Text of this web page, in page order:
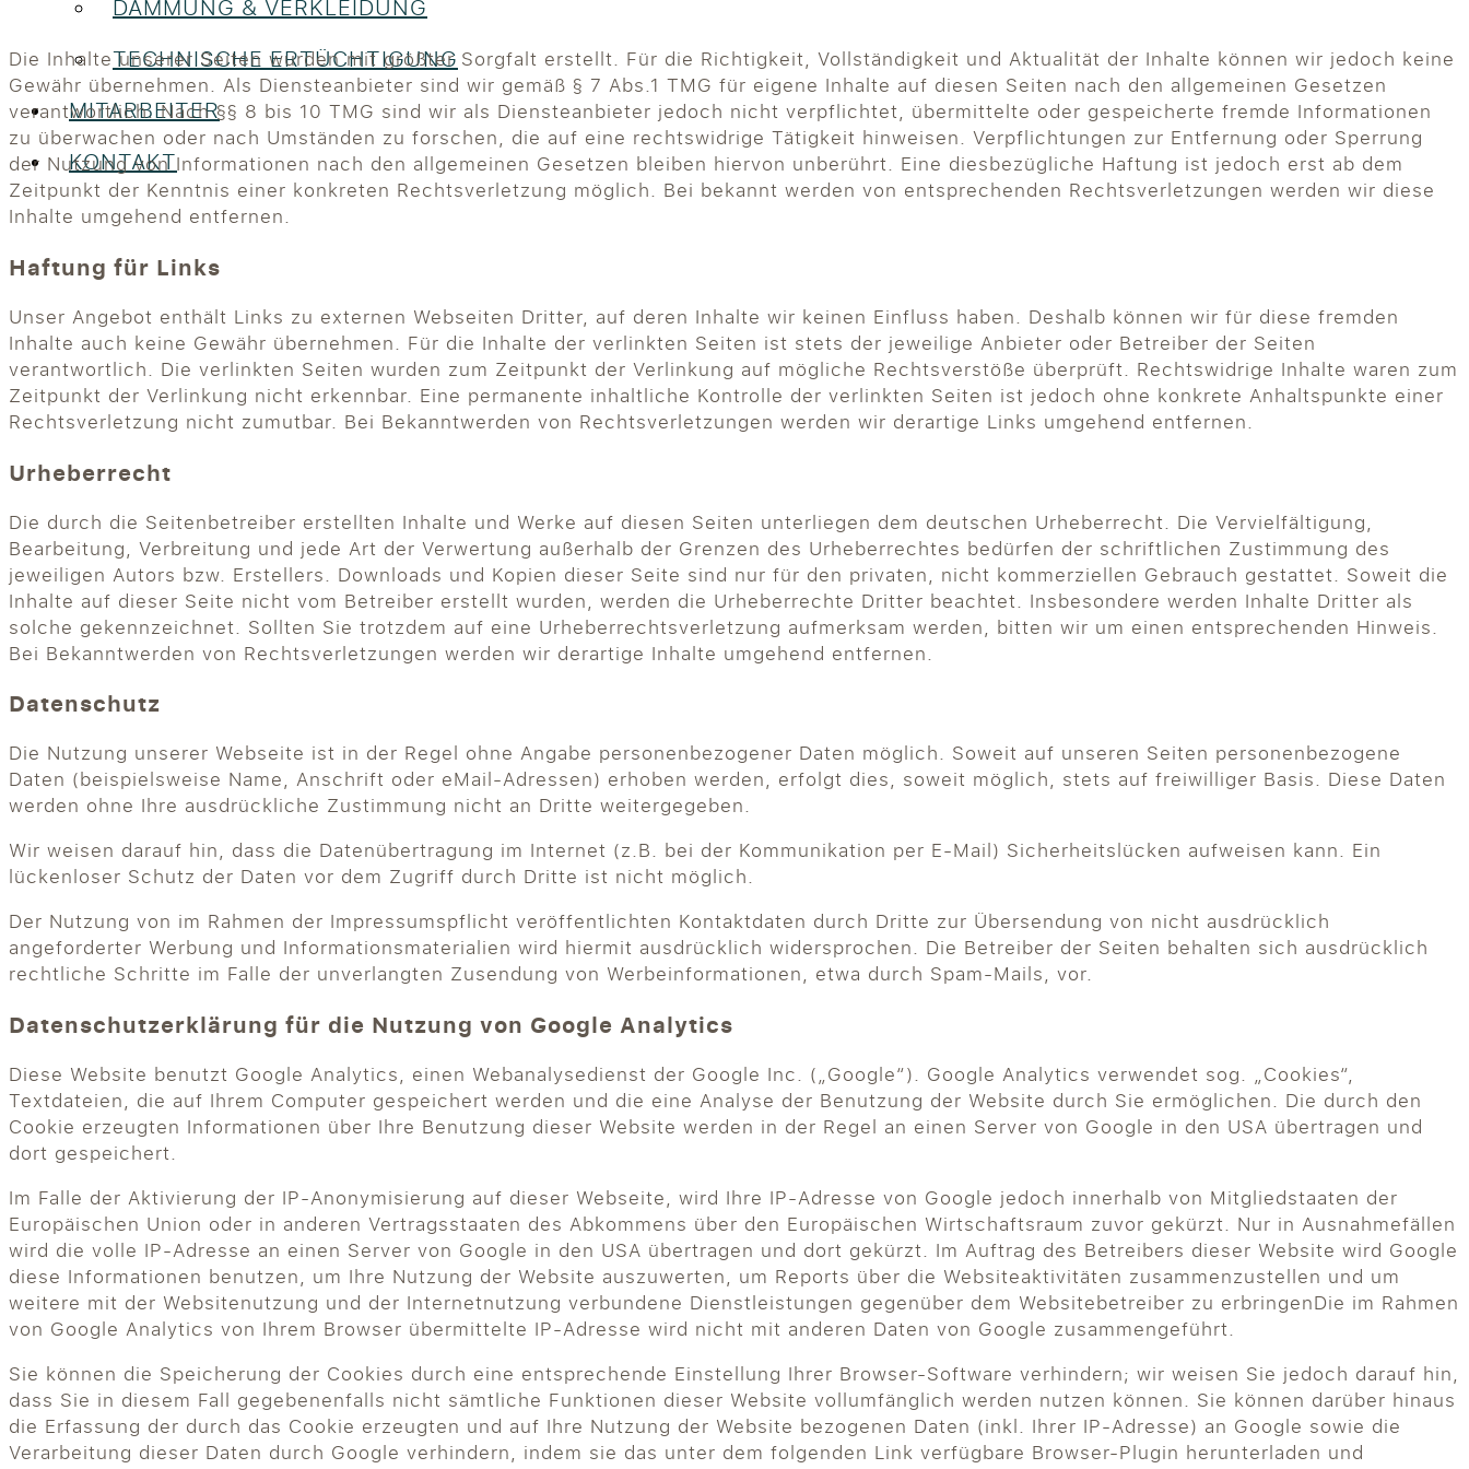
DÄMMUNG & VERKLEIDUNG
TECHNISCHE ERTÜCHTIGUNG
MITARBEITER
KONTAKT
Die Inhalte unserer Seiten wurden mit größter Sorgfalt erstellt. Für die Richtigkeit, Vollständigkeit und Aktualität der Inhalte können wir jedoch keine
Gewähr übernehmen. Als Diensteanbieter sind wir gemäß § 7 Abs.1 TMG für eigene Inhalte auf diesen Seiten nach den allgemeinen Gesetzen
verantwortlich. Nach §§ 8 bis 10 TMG sind wir als Diensteanbieter jedoch nicht verpflichtet, übermittelte oder gespeicherte fremde Informationen
zu überwachen oder nach Umständen zu forschen, die auf eine rechtswidrige Tätigkeit hinweisen. Verpflichtungen zur Entfernung oder Sperrung
der Nutzung von Informationen nach den allgemeinen Gesetzen bleiben hiervon unberührt. Eine diesbezügliche Haftung ist jedoch erst ab dem
Zeitpunkt der Kenntnis einer konkreten Rechtsverletzung möglich. Bei bekannt werden von entsprechenden Rechtsverletzungen werden wir diese
Inhalte umgehend entfernen.
Haftung für Links
Unser Angebot enthält Links zu externen Webseiten Dritter, auf deren Inhalte wir keinen Einfluss haben. Deshalb können wir für diese fremden
Inhalte auch keine Gewähr übernehmen. Für die Inhalte der verlinkten Seiten ist stets der jeweilige Anbieter oder Betreiber der Seiten
verantwortlich. Die verlinkten Seiten wurden zum Zeitpunkt der Verlinkung auf mögliche Rechtsverstöße überprüft. Rechtswidrige Inhalte waren zum
Zeitpunkt der Verlinkung nicht erkennbar. Eine permanente inhaltliche Kontrolle der verlinkten Seiten ist jedoch ohne konkrete Anhaltspunkte einer
Rechtsverletzung nicht zumutbar. Bei Bekanntwerden von Rechtsverletzungen werden wir derartige Links umgehend entfernen.
Urheberrecht
Die durch die Seitenbetreiber erstellten Inhalte und Werke auf diesen Seiten unterliegen dem deutschen Urheberrecht. Die Vervielfältigung,
Bearbeitung, Verbreitung und jede Art der Verwertung außerhalb der Grenzen des Urheberrechtes bedürfen der schriftlichen Zustimmung des
jeweiligen Autors bzw. Erstellers. Downloads und Kopien dieser Seite sind nur für den privaten, nicht kommerziellen Gebrauch gestattet. Soweit die
Inhalte auf dieser Seite nicht vom Betreiber erstellt wurden, werden die Urheberrechte Dritter beachtet. Insbesondere werden Inhalte Dritter als
solche gekennzeichnet. Sollten Sie trotzdem auf eine Urheberrechtsverletzung aufmerksam werden, bitten wir um einen entsprechenden Hinweis.
Bei Bekanntwerden von Rechtsverletzungen werden wir derartige Inhalte umgehend entfernen.
Datenschutz
Die Nutzung unserer Webseite ist in der Regel ohne Angabe personenbezogener Daten möglich. Soweit auf unseren Seiten personenbezogene
Daten (beispielsweise Name, Anschrift oder eMail-Adressen) erhoben werden, erfolgt dies, soweit möglich, stets auf freiwilliger Basis. Diese Daten
werden ohne Ihre ausdrückliche Zustimmung nicht an Dritte weitergegeben.
Wir weisen darauf hin, dass die Datenübertragung im Internet (z.B. bei der Kommunikation per E-Mail) Sicherheitslücken aufweisen kann. Ein
lückenloser Schutz der Daten vor dem Zugriff durch Dritte ist nicht möglich.
Der Nutzung von im Rahmen der Impressumspflicht veröffentlichten Kontaktdaten durch Dritte zur Übersendung von nicht ausdrücklich
angeforderter Werbung und Informationsmaterialien wird hiermit ausdrücklich widersprochen. Die Betreiber der Seiten behalten sich ausdrücklich
rechtliche Schritte im Falle der unverlangten Zusendung von Werbeinformationen, etwa durch Spam-Mails, vor.
Datenschutzerklärung für die Nutzung von Google Analytics
Diese Website benutzt Google Analytics, einen Webanalysedienst der Google Inc. („Google“). Google Analytics verwendet sog. „Cookies“,
Textdateien, die auf Ihrem Computer gespeichert werden und die eine Analyse der Benutzung der Website durch Sie ermöglichen. Die durch den
Cookie erzeugten Informationen über Ihre Benutzung dieser Website werden in der Regel an einen Server von Google in den USA übertragen und
dort gespeichert.
Im Falle der Aktivierung der IP-Anonymisierung auf dieser Webseite, wird Ihre IP-Adresse von Google jedoch innerhalb von Mitgliedstaaten der
Europäischen Union oder in anderen Vertragsstaaten des Abkommens über den Europäischen Wirtschaftsraum zuvor gekürzt. Nur in Ausnahmefällen
wird die volle IP-Adresse an einen Server von Google in den USA übertragen und dort gekürzt. Im Auftrag des Betreibers dieser Website wird Google
diese Informationen benutzen, um Ihre Nutzung der Website auszuwerten, um Reports über die Websiteaktivitäten zusammenzustellen und um
weitere mit der Websitenutzung und der Internetnutzung verbundene Dienstleistungen gegenüber dem Websitebetreiber zu erbringenDie im Rahmen
von Google Analytics von Ihrem Browser übermittelte IP-Adresse wird nicht mit anderen Daten von Google zusammengeführt.
Sie können die Speicherung der Cookies durch eine entsprechende Einstellung Ihrer Browser-Software verhindern; wir weisen Sie jedoch darauf hin,
dass Sie in diesem Fall gegebenenfalls nicht sämtliche Funktionen dieser Website vollumfänglich werden nutzen können. Sie können darüber hinaus
die Erfassung der durch das Cookie erzeugten und auf Ihre Nutzung der Website bezogenen Daten (inkl. Ihrer IP-Adresse) an Google sowie die
Verarbeitung dieser Daten durch Google verhindern, indem sie das unter dem folgenden Link verfügbare Browser-Plugin herunterladen und